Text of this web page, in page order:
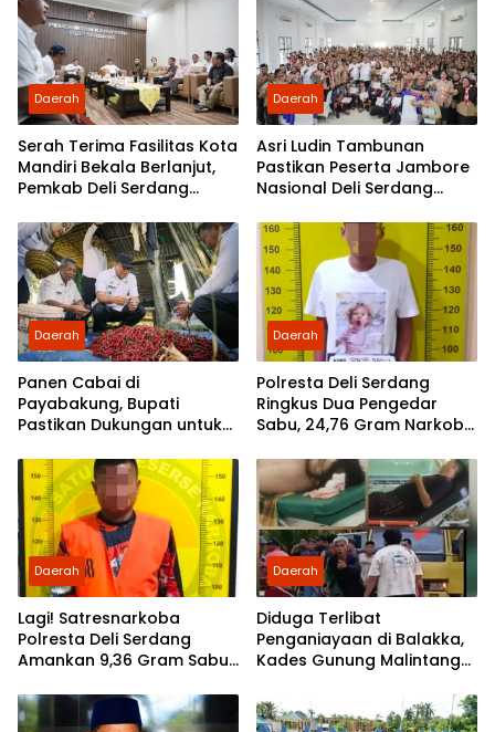
Daerah
Serah Terima Fasilitas Kota
Mandiri Bekala Berlanjut,
Pemkab Deli Serdang
Daerah
Asri Ludin Tambunan
Pastikan Peserta Jambore
Nasional Deli Serdang
Biaya
Daerah
Panen Cabai di
Payabakung, Bupati
Pastikan Dukungan untuk
Daerah
Polresta Deli Serdang
Ringkus Dua Pengedar
Sabu, 24,76 Gram Narkoba
Daerah
Lagi! Satresnarkoba
Polresta Deli Serdang
Amankan 9,36 Gram Sabu
Daerah
Diduga Terlibat
Penganiayaan di Balakka,
Kades Gunung Malintang
Bupati Palas Ambil Sikap